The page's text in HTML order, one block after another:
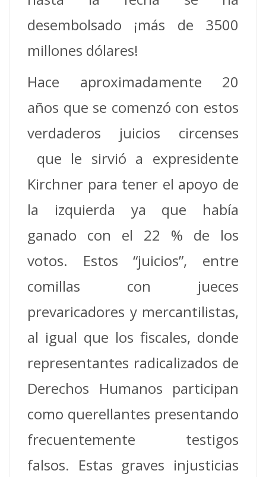
desembolsado ¡más de 3500
millones dólares!
Hace aproximadamente 20
años que se comenzó con estos
verdaderos juicios circenses
que le sirvió a expresidente
Kirchner para tener el apoyo de
la izquierda ya que había
ganado con el 22 % de los
votos. Estos “juicios”, entre
comillas con jueces
prevaricadores y mercantilistas,
al igual que los fiscales, donde
representantes radicalizados de
Derechos Humanos participan
como querellantes presentando
frecuentemente testigos
falsos. Estas graves injusticias